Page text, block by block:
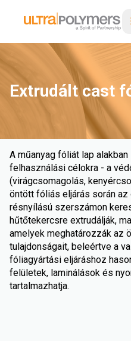
Extrudált cast
A műanyag fóliát lap
felhasználási célokra - a
(virágcsomagolás,
öntött fóliás eljárás során
résnyílású szerszámon
hűtőtekercsre extrudálják,
amelyek meghatározzák az
tulajdonságait, beleértve a
fóliagyártási eljáráshoz
felületek, laminálások és
tartalmazhatja.